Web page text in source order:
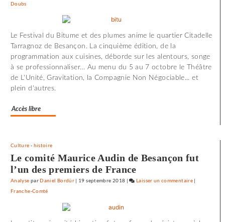
à
Utoya
»
Doubs
Le Festival du Bitume et des plumes anime le quartier Citadelle
Tarragnoz de Besançon. La cinquième édition, de la
programmation aux cuisines, déborde sur les alentours, songe
à se professionnaliser… Au menu du 5 au 7 octobre le Théâtre
de L'Unité, Gravitation, la Compagnie Non Négociable... et
plein d'autres.
Accès libre
Culture - histoire
Le comité Maurice Audin de Besançon fut
l’un des premiers de France
Analyse par Daniel Bordür 19 septembre 2018 | Laisser un commentaire
Franche-Comté